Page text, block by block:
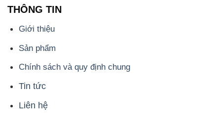
THÔNG TIN
Giới thiệu
Sản phẩm
Chính sách và quy định chung
Tin tức
Liên hệ